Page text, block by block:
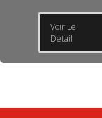
Voir Le
Détail